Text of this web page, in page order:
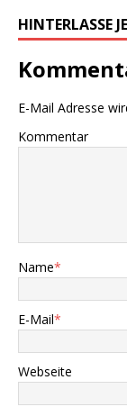
HINTERLASSE
E-Mail Adresse
Kommentar
Name*
E-Mail*
Webseite